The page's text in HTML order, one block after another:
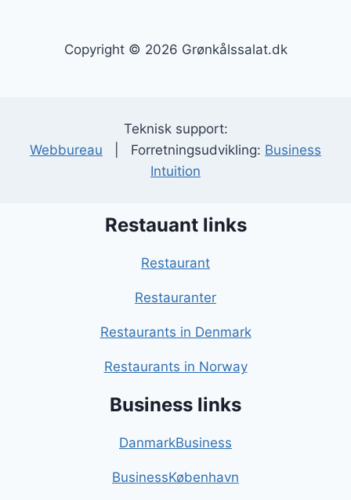
Copyright © 2026 Grønkålssalat.dk
Teknisk support:
Webbureau | Forretningsudvikling: Business
Intuition
Restauant links
Restaurant
Restauranter
Restaurants in Denmark
Restaurants in Norway
Business links
DanmarkBusiness
BusinessKøbenhavn